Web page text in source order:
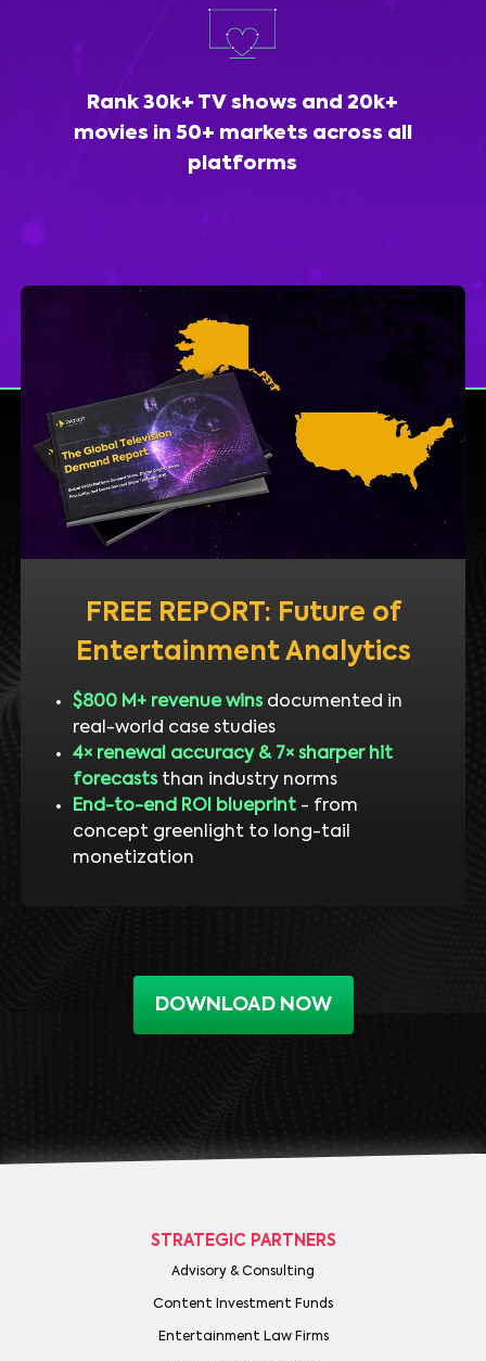
Rank 30k+ TV shows and 20k+
movies in 50+ markets across all
platforms
FREE REPORT: Future of
Entertainment Analytics
$800 M+ revenue winsdocumented in
real-world case studies
4× renewal accuracy & 7× sharper hit
forecaststhan industry norms
End-to-end ROI blueprint- from
concept greenlight to long-tail
monetization
DOWNLOAD NOW
STRATEGIC PARTNERS
Advisory & Consulting
Content Investment Funds
Entertainment Law Firms